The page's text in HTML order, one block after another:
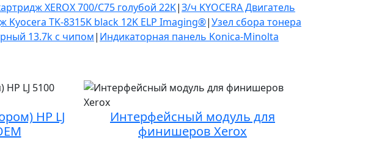
XEROX 700/C75 голубой 22K|З/ч KYOCERA Двигатель
Kyocera TK-8315K black 12K ELP Imaging®|Узел сбора тонера
13.7k с чипом| Индикаторная панель Konica-Minolta
HP LJ
Интерфейсный модуль для
финишеров Xerox